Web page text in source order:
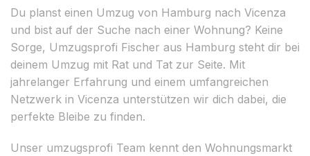
Du planst einen Umzug von Hamburg nach Vicenza
und bist auf der Suche nach einer Wohnung? Keine
Sorge, Umzugsprofi Fischer aus Hamburg steht dir bei
deinem Umzug mit Rat und Tat zur Seite. Mit
jahrelanger Erfahrung und einem umfangreichen
Netzwerk in Vicenza unterstützen wir dich dabei, die
perfekte Bleibe zu finden.
Unser umzugsprofi Team kennt den Wohnungsmarkt